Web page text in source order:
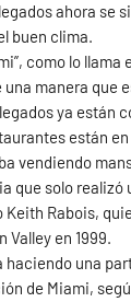
ahora se
buen clima.
como lo
manera que
ya están
están
vendiendo
que solo
Rabois,
Valley en 1999.
haciendo una
de Miami,